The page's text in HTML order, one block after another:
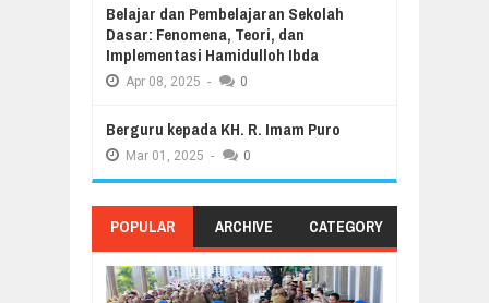
Belajar dan Pembelajaran Sekolah
Dasar: Fenomena, Teori, dan
Implementasi Hamidulloh Ibda
Apr 08, 2025 - 0
Berguru kepada KH. R. Imam Puro
Mar 01, 2025 - 0
POPULAR ARCHIVE CATEGORY